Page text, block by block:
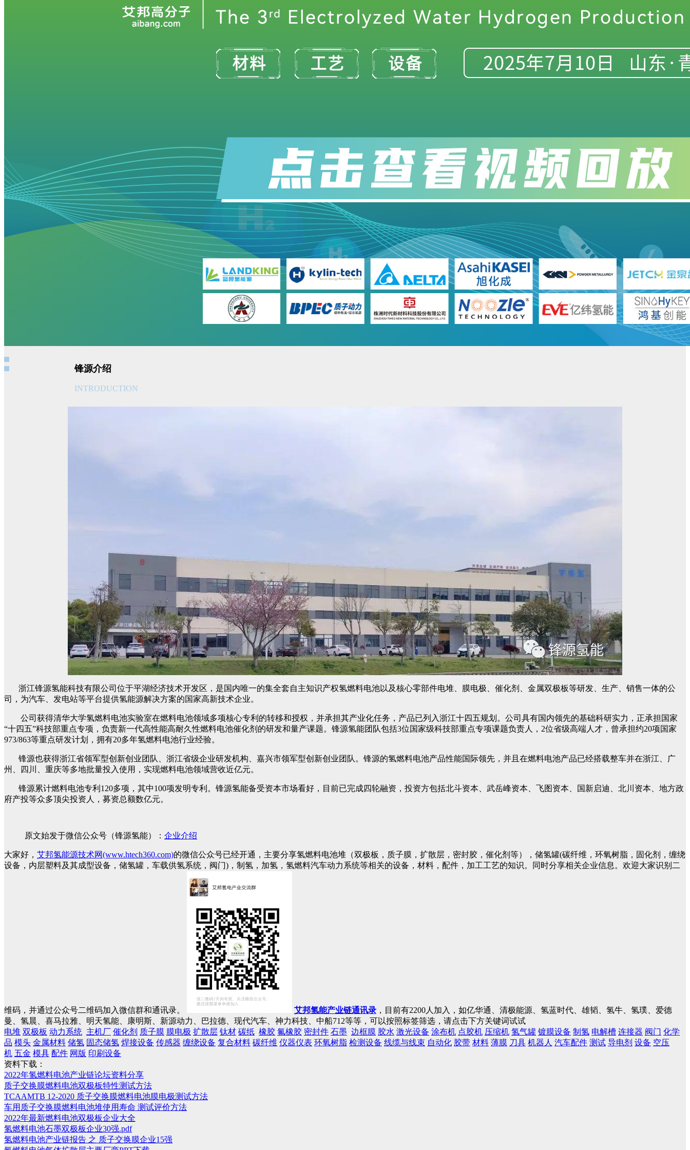
锋源介绍
INTRODUCTION
浙江锋源氢能科技有限公司位于平湖经济技术开发区，是国内唯一的集全套自主知识产权氢燃料电池以及核心零部件电堆、膜电极、催化剂、金属双极板等研发、生产、销售一体的公
司，为汽车、发电站等平台提供氢能源解决方案的国家高新技术企业。
公司获得清华大学氢燃料电池实验室在燃料电池领域多项核心专利的转移和授权，并承担其产业化任务，产品已列入浙江十四五规划。公司具有国内领先的基础科研实力，正承担国家
“十四五”科技部重点专项，负责新一代高性能高耐久性燃料电池催化剂的研发和量产课题。锋源氢能团队包括3位国家级科技部重点专项课题负责人，2位省级高端人才，曾承担约20项国家
973/863等重点研发计划，拥有20多年氢燃料电池行业经验。
锋源也获得浙江省领军型创新创业团队、浙江省级企业研发机构、嘉兴市领军型创新创业团队。锋源的氢燃料电池产品性能国际领先，并且在燃料电池产品已经搭载整车并在浙江、广
州、四川、重庆等多地批量投入使用，实现燃料电池领域营收近亿元。
锋源累计燃料电池专利120多项，其中100项发明专利。锋源氢能备受资本市场看好，目前已完成四轮融资，投资方包括北斗资本、武岳峰资本、飞图资本、国新启迪、北川资本、地方政
府产投等众多顶尖投资人，募资总额数亿元。
原文始发于微信公众号（锋源氢能）： 企业介绍
大家好， 艾邦氢能源技术网(www.htech360.com)的微信公众号已经开通，主要分享氢燃料电池堆（双极板，质子膜，扩散层，密封胶，催化剂等），储氢罐(碳纤维，环氧树脂，固化剂，缠绕
设备，内层塑料及其成型设备，储氢罐，车载供氢系统，阀门)，制氢，加氢，氢燃料汽车动力系统等相关的设备，材料，配件，加工工艺的知识。同时分享相关企业信息。欢迎大家识别二
维码，并通过公众号二维码加入微信群和通讯录。 艾邦氢能产业链通讯录 ，目前有2200人加入，如亿华通、清极能源、氢蓝时代、雄韬、氢牛、氢璞、爱德
曼、氢晨、喜马拉雅、明天氢能、康明斯、新源动力、巴拉德、现代汽车、神力科技、中船712等等，可以按照标签筛选，请点击下方关键词试试
电堆 双极板 动力系统 主机厂 催化剂 质子膜 膜电极 扩散层 钛材 碳纸 橡胶 氟橡胶 密封件 石墨 边框膜 胶水 激光设备 涂布机 点胶机 压缩机 氢气罐 镀膜设备 制氢 电解槽 连接器 阀门 化学
品 模头 金属材料 储氢 固态储氢 焊接设备 传感器 缠绕设备 复合材料 碳纤维 仪器仪表 环氧树脂 检测设备 线缆与线束 自动化 胶带 材料 薄膜 刀具 机器人 汽车配件 测试 导电剂 设备 空压
机 五金 模具 配件 网版 印刷设备
资料下载：
2022年氢燃料电池产业链论坛资料分享
质子交换膜燃料电池双极板特性测试方法
TCAAMTB 12-2020 质子交换膜燃料电池膜电极测试方法
车用质子交换膜燃料电池堆使用寿命 测试评价方法
2022年最新燃料电池双极板企业大全
氢燃料电池石墨双极板企业30强.pdf
氢燃料电池产业链报告 之 质子交换膜企业15强